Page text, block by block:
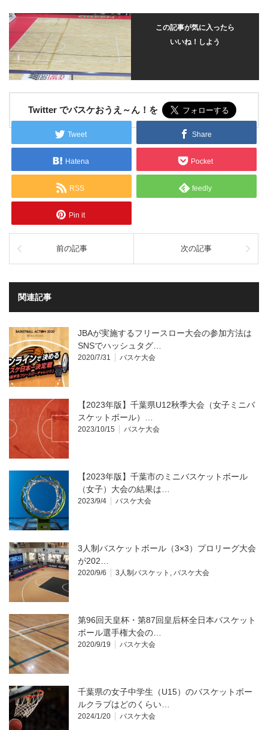
この記事が気に入ったら
いいね！しよう
Twitter でバスケおうえ～ん！を
Tweet Share
Hatena Pocket
RSS feedly
Pin it
前の記事 次の記事
関連記事
JBAが実施するフリースロー大会の参加方法は
SNSでハッシュタグ…
2020/7/31 バスケ大会
【2023年版】千葉県U12秋季大会（女子ミニバ
スケットボール）…
2023/10/15 バスケ大会
【2023年版】千葉市のミニバスケットボール
（女子）大会の結果は…
2023/9/4 バスケ大会
3人制バスケットボール（3×3）プロリーグ大会
が202…
2020/9/6 3人制バスケット バスケ大会
第96回天皇杯・第87回皇后杯全日本バスケット
ボール選手権大会の…
2020/9/19 バスケ大会
千葉県の女子中学生（U15）のバスケットボー
ルクラブはどのくらい…
2024/1/20 バスケ大会